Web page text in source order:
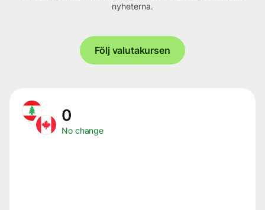
nyheterna.
Följ valutakursen
0
No change